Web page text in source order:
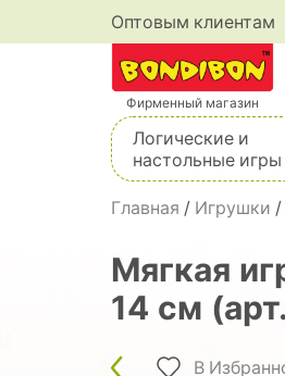
Оптовым клиентам
Фирменный магазин
Логические и
настольные игры
Главная / Игрушки /
Мягкая
14 см
В